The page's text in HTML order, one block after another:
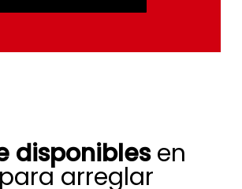
disponiblesen
arreglar